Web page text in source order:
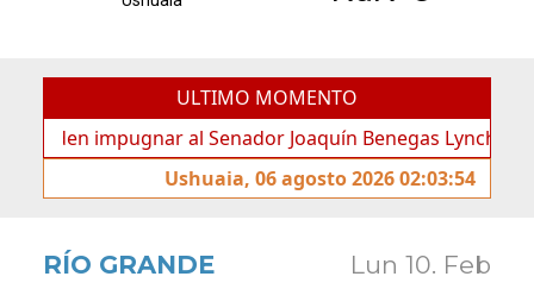
ULTIMO MOMENTO
impugnar al Senador Joaquín Benegas Lynch por
Ushuaia, 06 agosto 2026 02:03:54
RÍO GRANDE Lun 10. Feb